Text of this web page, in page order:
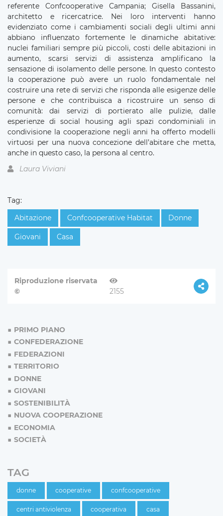
referente Confcooperative Campania; Gisella Bassanini,
architetto e ricercatrice. Nei loro interventi hanno
evidenziato come i cambiamenti sociali degli ultimi anni
abbiano influenzato fortemente le dinamiche abitative:
nuclei familiari sempre più piccoli, costi delle abitazioni in
aumento, scarsi servizi di assistenza amplificano la
sensazione di isolamento delle persone. In questo contesto
la cooperazione può avere un ruolo fondamentale nel
costruire una rete di servizi che risponda alle esigenze delle
persone e che contribuisca a ricostruire un senso di
comunità: dai servizi di portierato alle pulizie, dalle
esperienze di social housing agli spazi condominiali in
condivisione la cooperazione negli anni ha offerto modelli
virtuosi per una nuova concezione dell’abitare che metta,
anche in questo caso, la persona al centro.
Laura Viviani
Tag:
Abitazione
Confcooperative Habitat Donne
Giovani Casa
Riproduzione riservata
©
2155
PRIMO PIANO
CONFEDERAZIONE
FEDERAZIONI
TERRITORIO
DONNE
GIOVANI
SOSTENIBILITÀ
NUOVA COOPERAZIONE
ECONOMIA
SOCIETÀ
TAG
donne cooperative confcooperative
centri antiviolenza cooperativa casa